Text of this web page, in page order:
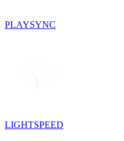
PLAYSYNC
LIGHTSPEED